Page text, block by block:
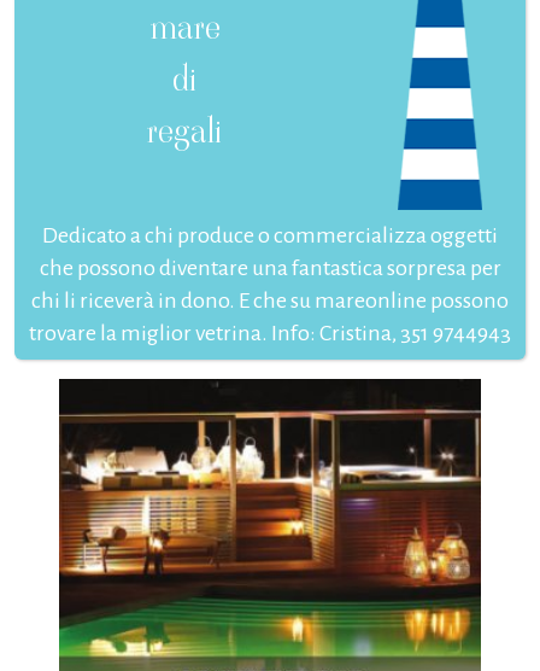
mare
di
regali
Dedicato a chi produce o commercializza oggetti
che possono diventare una fantastica sorpresa per
chi li riceverà in dono. E che su mareonline possono
trovare la miglior vetrina. Info: Cristina, 351 9744943